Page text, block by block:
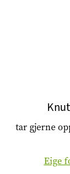
tar gjerne
Eige